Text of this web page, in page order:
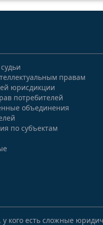
правам
юрисдикции
потребителей
объединения
по субъектам
есть сложные